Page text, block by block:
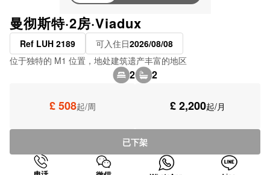
曼彻斯特·2房·Viadux
Ref LUH 2189 可入住日2026/08/08
位于独特的 M1 位置，地处建筑遗产丰富的地区
2 2
£ 508起/周 £ 2,200起/月
已下架